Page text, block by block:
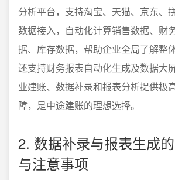
分析平台，支持淘宝、天猫、京东、
数据接入，自动化计算销售数据、财
据、库存数据，帮助企业全局了解整
还支持财务报表自动化生成及数据大
业建账、数据补录和报表分析提供极
障，是中途建账的理想选择。
2. 数据补录与报表生成
与注意事项